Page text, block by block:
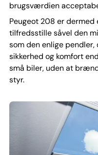
brugsværdien
Peugeot 208 er dermed
tilfredsstille såvel den
som den enlige
sikkerhed og komfort
små biler, uden at
styr.